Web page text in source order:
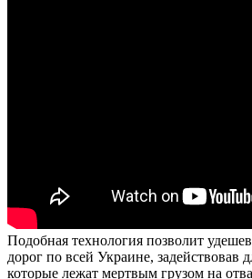
Подобная технология позволит
дорог по всей Украине, задействовав
которые лежат мертвым грузом на